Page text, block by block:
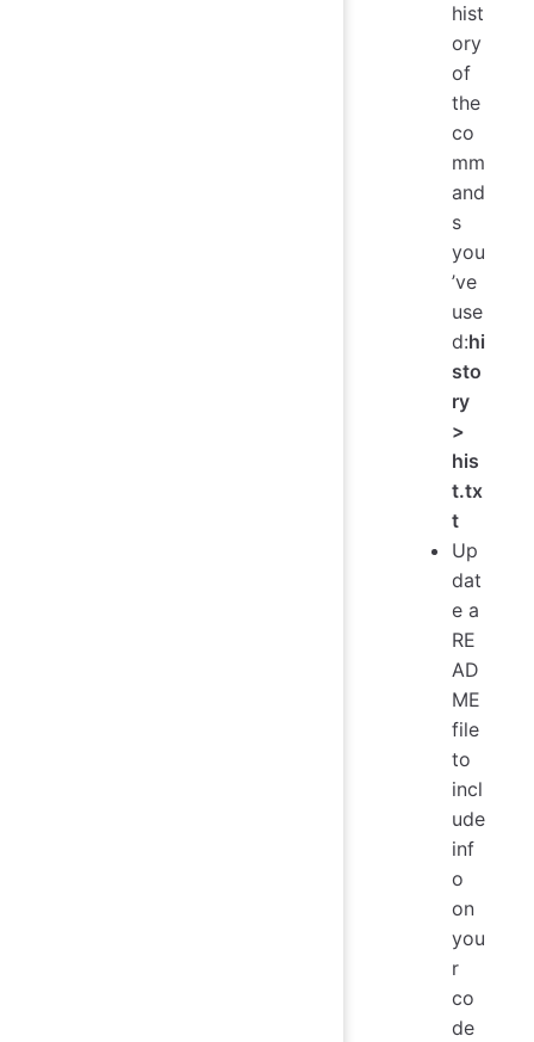
hist
ory
of
the
co
mm
and
s
you
’ve
use
d:hi
sto
ry
>
his
t.tx
t
Up
dat
e a
RE
AD
ME
file
to
incl
ude
inf
o
on
you
r
co
de